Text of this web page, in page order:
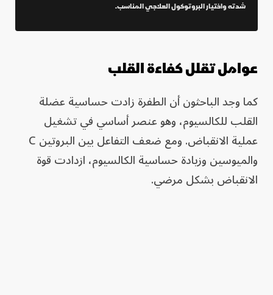
شدته واختيار البروتوكول العلاجي المناسب.
عوامل تقلل كفاءة القلب
كما وجد الباحثون أن الطفرة زادت حساسية عضلة
القلب للكالسيوم، وهو عنصر أساسي في تشغيل
عملية الانقباض. ومع ضعف التفاعل بين البروتين C
والميوسين وزيادة حساسية الكالسيوم، ازدادت قوة
الانقباض بشكل مرضي.